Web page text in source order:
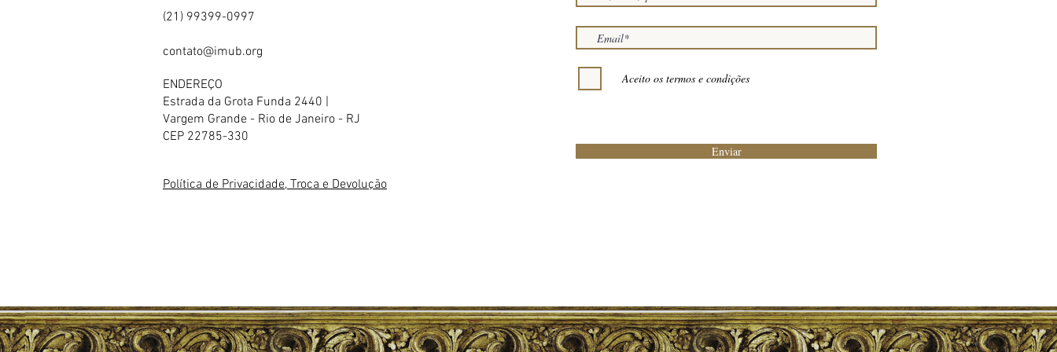
(21) 99399-0997
contato@imub.org
ENDEREÇO
Estrada da Grota Funda 2440 |
Vargem Grande - Rio de Janeiro - RJ
CEP 22785-330
Política de Privacidade, Troca e Devolução
Aceito os termos e condições
Enviar